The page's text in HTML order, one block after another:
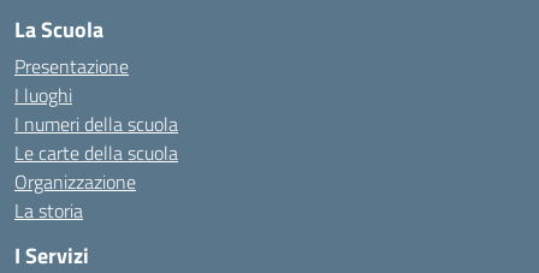
La Scuola
Presentazione
I luoghi
I numeri della scuola
Le carte della scuola
Organizzazione
La storia
I Servizi